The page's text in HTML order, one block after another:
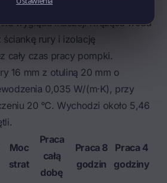
niewiele.
wygląda inaczej. Krążąca woda
ściankę rury i izolację
cały czas pracy pompki.
16 mm z otuliną 20 mm o
0,035 W/(m·K), przy
20 °C. Wychodzi około 5,46
Moc
strat
Praca
całą
dobę
Praca 8
godzin
Praca 4
godziny